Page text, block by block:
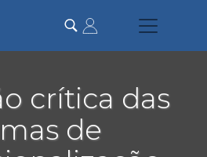
crítica das
de